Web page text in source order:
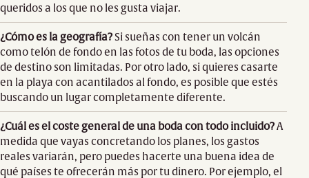
queridos a los que no les gusta viajar.
¿Cómo es la geografía?Si sueñas con tener un volcán
como telón de fondo en las fotos de tu boda, las opciones
de destino son limitadas. Por otro lado, si quieres casarte
en la playa con acantilados al fondo, es posible que estés
buscando un lugar completamente diferente.
¿Cuál es el coste general de una boda con todo incluido?A
medida que vayas concretando los planes, los gastos
reales variarán, pero puedes hacerte una buena idea de
qué países te ofrecerán más por tu dinero. Por ejemplo, el